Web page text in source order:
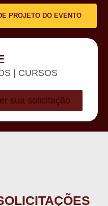
PROJETO DO EVENTO
| CURSOS
sua solicitação